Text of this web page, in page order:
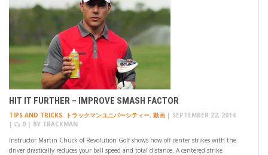
HIT IT FURTHER – IMPROVE SMASH FACTOR
TIPS AND TRICKS, トラックマンユニバーシティー, 動画 | SEPTEMBER 22, 2014
|
0 | BY TRACKMAN
Instructor Martin Chuck of Revolution Golf shows how off center strikes with the
driver drastically reduces your ball speed and total distance. A centered strike